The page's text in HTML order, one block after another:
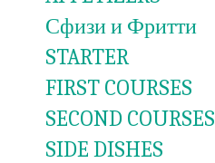
Сфизи и Фритти
STARTER
FIRST COURSES
SECOND COURSES
SIDE DISHES